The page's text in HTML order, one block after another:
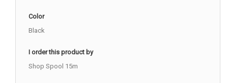
Color
Black
I order this product by
Shop Spool 15m